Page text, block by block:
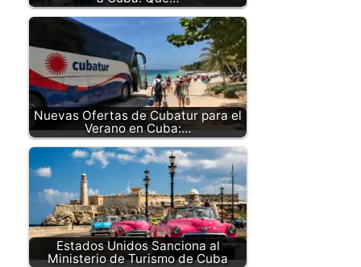
Nuevas Ofertas de Cubatur para el
Verano en Cuba:…
Estados Unidos Sanciona al
Ministerio de Turismo de Cuba